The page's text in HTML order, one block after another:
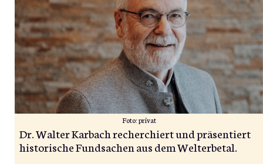
Foto: privat
Dr. Walter Karbach recherchiert und präsentiert
historische Fundsachen aus dem Welterbetal.